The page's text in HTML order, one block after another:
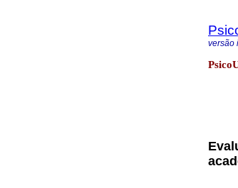
versão